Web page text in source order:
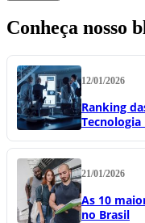
Conheça nosso
12/01/2026
Ranking
Tecnologia
21/01/2026
As 10
no Brasil